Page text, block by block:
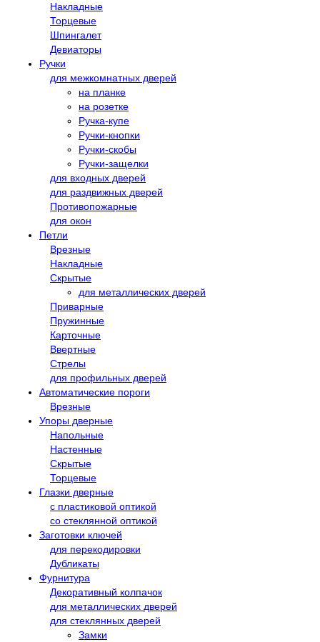
Накладные
Торцевые
Шпингалет
Девиаторы
Ручки
для межкомнатных дверей
на планке
на розетке
Ручка-купе
Ручки-кнопки
Ручки-скобы
Ручки-защелки
для входных дверей
для раздвижных дверей
Противопожарные
для окон
Петли
Врезные
Накладные
Скрытые
для металлических дверей
Приварные
Пружинные
Карточные
Ввертные
Стрелы
для профильных дверей
Автоматические пороги
Врезные
Упоры дверные
Напольные
Настенные
Скрытые
Торцевые
Глазки дверные
с пластиковой оптикой
со стеклянной оптикой
Заготовки ключей
для перекодировки
Дубликаты
Фурнитура
Декоративный колпачок
для металлических дверей
для стеклянных дверей
Замки